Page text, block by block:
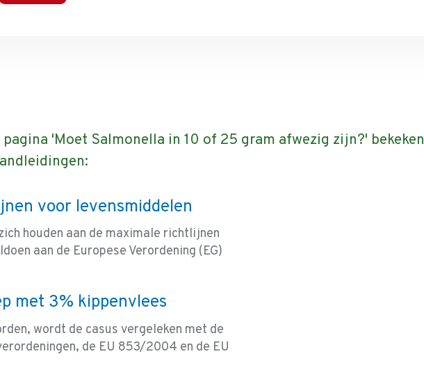
'Moet Salmonella in 10 of 25 gram afwezig zijn?' bekeken
voor levensmiddelen
houden aan de maximale richtlijnen
aan de Europese Verordening (EG)
met 3% kippenvlees
wordt de casus vergeleken met de
de EU 853/2004 en de EU